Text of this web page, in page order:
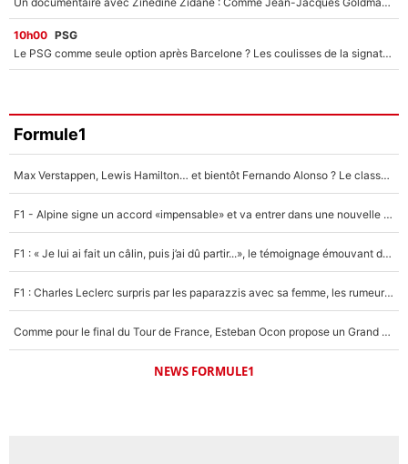
10h00 PSG
Le PSG comme seule option après Barcelone ? Les coulisses de la signature historique de Lionel Messi sont révélées au grand jour !
Formule1
Max Verstappen, Lewis Hamilton… et bientôt Fernando Alonso ? Le classement des pilotes les mieux payés en Formule 1 risque de changer !
F1 - Alpine signe un accord «impensable» et va entrer dans une nouvelle dimension : Grande nouvelle pour Pierre Gasly !
F1 : « Je lui ai fait un câlin, puis j’ai dû partir...», le témoignage émouvant de Max Verstappen sur sa fille
F1 : Charles Leclerc surpris par les paparazzis avec sa femme, les rumeurs étaient vraies !
Comme pour le final du Tour de France, Esteban Ocon propose un Grand Prix de Formule 1 à Paris : «Autour de l’Arc de Triomphe, ce serait génial» !
NEWS FORMULE1